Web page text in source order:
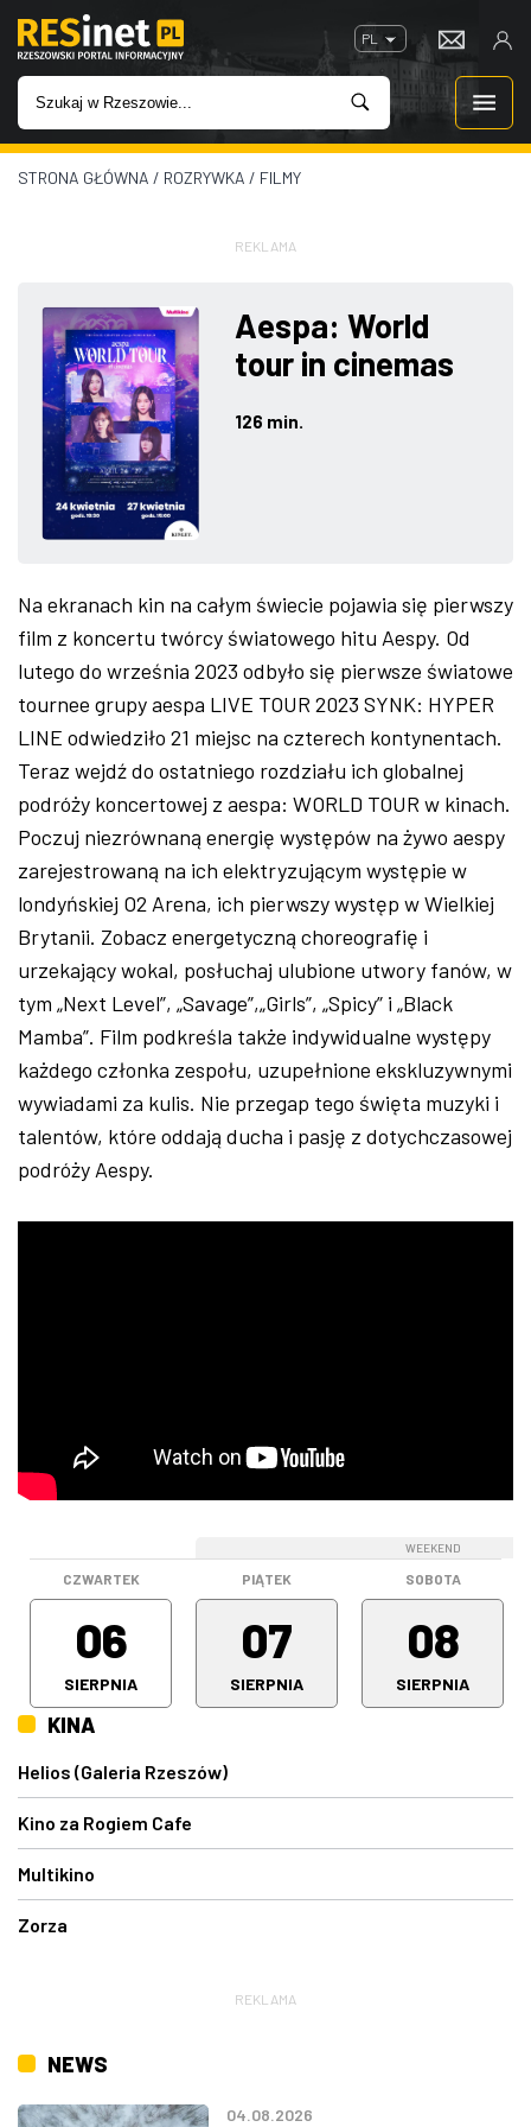
PL
WIADOMOŚCI
IMPREZY
ROZRYWKA
W KINACH
GASTRONOMIA
W RZESZOWIE
STRONA GŁÓWNA / ROZRYWKA / FILMY
REKLAMA
Aespa: World
tour in cinemas
126 min.
Na ekranach kin na całym świecie pojawia się pierwszy
film z koncertu twórcy światowego hitu Aespy. Od
lutego do września 2023 odbyło się pierwsze światowe
tournee grupy aespa LIVE TOUR 2023 SYNK: HYPER
LINE odwiedziło 21 miejsc na czterech kontynentach.
Teraz wejdź do ostatniego rozdziału ich globalnej
podróży koncertowej z aespa: WORLD TOUR w kinach.
Poczuj niezrównaną energię występów na żywo aespy
zarejestrowaną na ich elektryzującym występie w
londyńskiej O2 Arena, ich pierwszy występ w Wielkiej
Brytanii. Zobacz energetyczną choreografię i
urzekający wokal, posłuchaj ulubione utwory fanów, w
tym „Next Level”, „Savage”,„Girls”, „Spicy” i „Black
Mamba”. Film podkreśla także indywidualne występy
każdego członka zespołu, uzupełnione ekskluzywnymi
wywiadami za kulis. Nie przegap tego święta muzyki i
talentów, które oddają ducha i pasję z dotychczasowej
podróży Aespy.
CZWARTEK
06
SIERPNIA
PIĄTEK
07
SIERPNIA
WEEKEND
SOBOTA
08
SIERPNIA
KINA
Helios (Galeria Rzeszów)
Kino za Rogiem Cafe
Multikino
Zorza
REKLAMA
NEWS
04.08.2026